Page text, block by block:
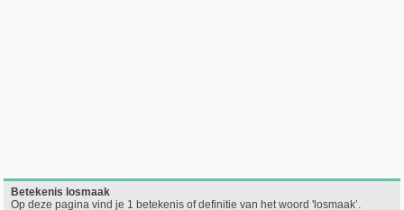
Betekenis losmaak
Op deze pagina vind je 1 betekenis of definitie van het woord 'losmaak’.